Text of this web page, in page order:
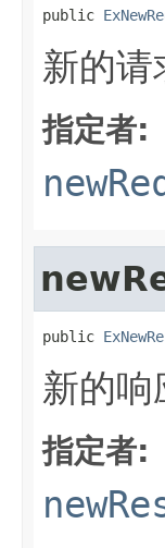
public
新的请
指定者:
public
新的响
指定者: